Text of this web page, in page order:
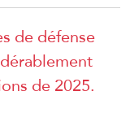
de défense
de 2025.